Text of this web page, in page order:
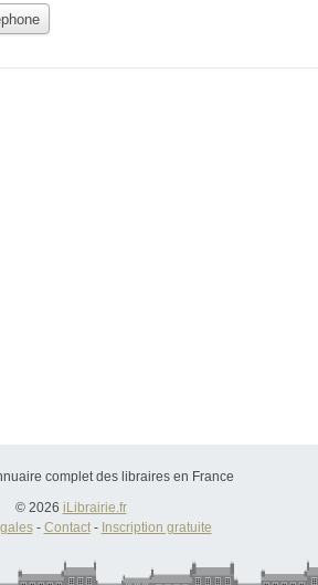
complet des libraires en France
© 2026 iLibrairie.fr
- Contact- Inscription gratuite